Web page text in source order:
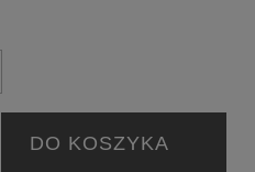
DO KOSZYKA